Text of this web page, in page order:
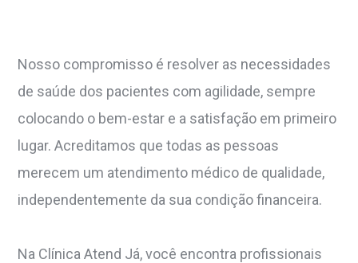
Nosso compromisso é resolver as necessidades
de saúde dos pacientes com agilidade, sempre
colocando o bem-estar e a satisfação em primeiro
lugar. Acreditamos que todas as pessoas
merecem um atendimento médico de qualidade,
independentemente da sua condição financeira.
Na Clínica Atend Já, você encontra profissionais